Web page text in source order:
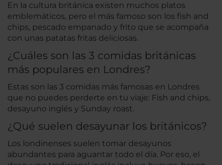
En la cultura británica existen muchos platos
emblemáticos, pero el más famoso son los fish and
chips, pescado empanado y frito que se acompaña
con unas patatas fritas deliciosas.
¿Cuáles son las 3 comidas británicas
más populares en Londres?
Estas son las 3 comidas más famosas en Londres
que no puedes perderte en tu viaje: Fish and chips,
desayuno inglés y Sunday roast.
¿Qué suelen desayunar los británicos?
Los londinenses suelen tomar desayunos
abundantes para aguantar todo el día. Por eso, el